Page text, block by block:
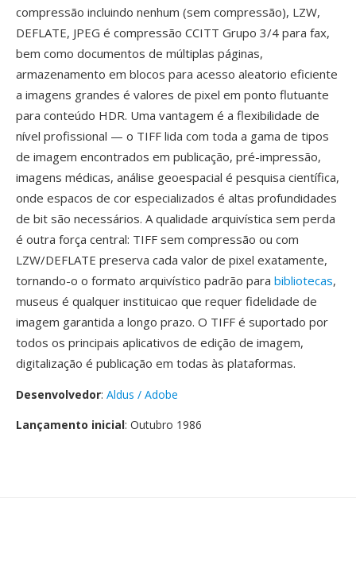
compressão incluindo nenhum (sem compressão), LZW,
DEFLATE, JPEG é compressão CCITT Grupo 3/4 para fax,
bem como documentos de múltiplas páginas,
armazenamento em blocos para acesso aleatorio eficiente
a imagens grandes é valores de pixel em ponto flutuante
para conteúdo HDR. Uma vantagem é a flexibilidade de
nível profissional — o TIFF lida com toda a gama de tipos
de imagem encontrados em publicação, pré-impressão,
imagens médicas, análise geoespacial é pesquisa científica,
onde espacos de cor especializados é altas profundidades
de bit são necessários. A qualidade arquivística sem perda
é outra força central: TIFF sem compressão ou com
LZW/DEFLATE preserva cada valor de pixel exatamente,
tornando-o o formato arquivístico padrão para bibliotecas,
museus é qualquer instituicao que requer fidelidade de
imagem garantida a longo prazo. O TIFF é suportado por
todos os principais aplicativos de edição de imagem,
digitalização é publicação em todas às plataformas.
Desenvolvedor: Aldus / Adobe
Lançamento inicial: Outubro 1986